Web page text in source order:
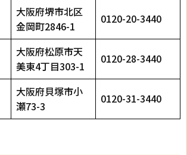
大阪府堺市北区
金岡町2846-1
0120-20-3440
大阪府松原市天
美東4丁目303-1
0120-28-3440
大阪府貝塚市小
瀬73-3
0120-31-3440